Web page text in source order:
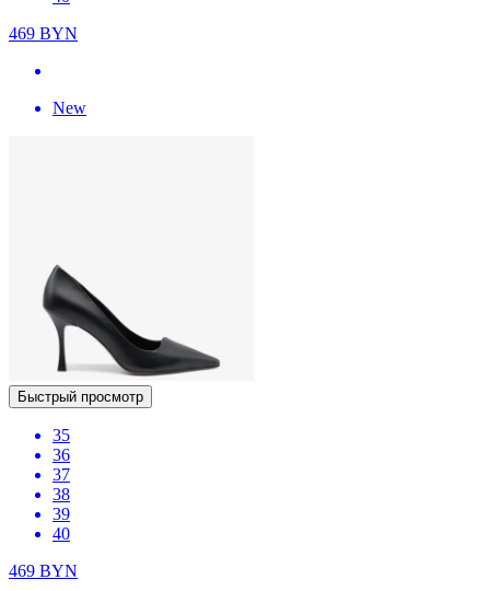
469 BYN
New
Быстрый просмотр
35
36
37
38
39
40
469 BYN